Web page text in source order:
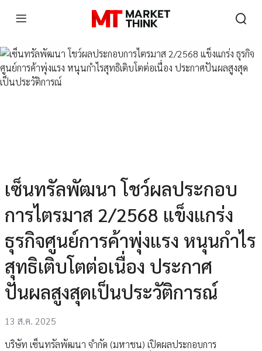
เซ็นทรัลพัฒนา โชว์ผลประกอบ
การไตรมาส 2/2568 แข็งแกร่ง
ธุรกิจศูนย์การค้าพุ่งแรง หนุนกำไร
สุทธิเติบโตต่อเนื่อง ประกาศ
ปันผลสูงสุดเป็นประวัติการณ์
13 ส.ค. 2025
บริษัท เซ็นทรัลพัฒนา จำกัด (มหาชน) เปิดผลประกอบการ